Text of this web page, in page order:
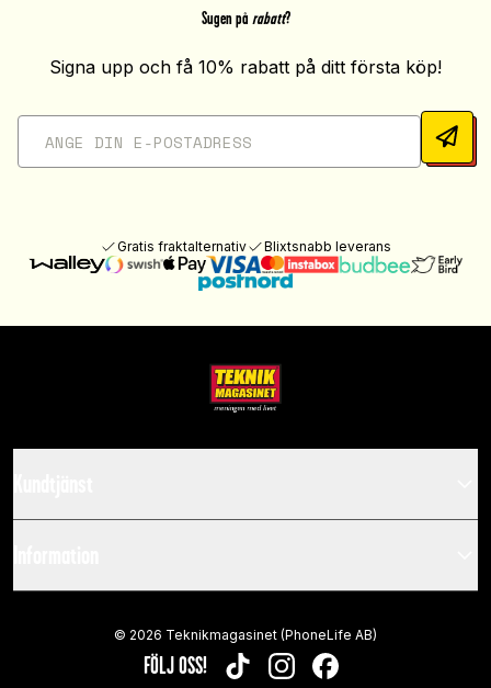
Sugen på rabatt?
Signa upp och få 10% rabatt på ditt första köp!
Gratis fraktalternativ Blixtsnabb leverans
FÖLJ OSS! TIKTOKINSTAGRAMFACEBOOK
© 2026 Teknikmagasinet (PhoneLife AB)